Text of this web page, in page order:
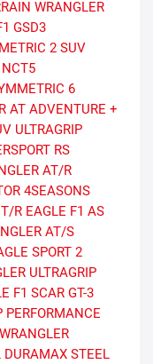
WRANGLER
GSD3
2 SUV
6
AT ADVENTURE +
ULTRAGRIP
RS
AT/R
4SEASONS
R EAGLE F1 AS
AT/S
SPORT 2
ULTRAGRIP
F1 SCAR GT-3
PERFORMANCE
WRANGLER
DURAMAX STEEL